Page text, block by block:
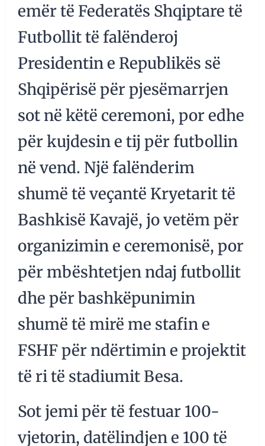
emër të Federatës Shqiptare të
Futbollit të falënderoj
Presidentin e Republikës së
Shqipërisë për pjesëmarrjen
sot në këtë ceremoni, por edhe
për kujdesin e tij për futbollin
në vend. Një falënderim
shumë të veçantë Kryetarit të
Bashkisë Kavajë, jo vetëm për
organizimin e ceremonisë, por
për mbështetjen ndaj futbollit
dhe për bashkëpunimin
shumë të mirë me stafin e
FSHF për ndërtimin e projektit
të ri të stadiumit Besa.
Sot jemi për të festuar 100-
vjetorin, datëlindjen e 100 të